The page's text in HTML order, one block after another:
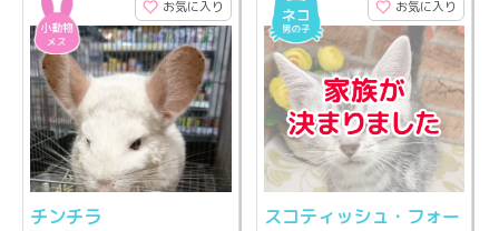
お気に入り
チンチラ
お気に入り
スコティッシュ・フォー